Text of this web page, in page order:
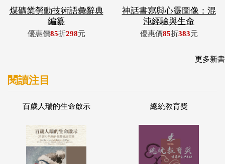
煤礦業勞動技術語彙辭典
編纂
優惠價85折298元
神話書寫與心靈圖像：混
沌經驗與生命
優惠價85折383元
更多新書
閱讀注目
百歲人瑞的生命啟示 總統教育獎